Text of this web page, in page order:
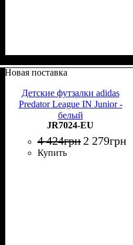
Новая поставка
Детские футзалки adidas
Predator League IN Junior -
белый
JR7024-EU
4 424грн 2 279грн
Купить